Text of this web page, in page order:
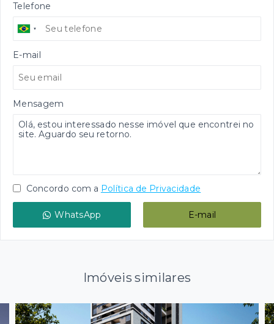
Telefone
E-mail
Mensagem
Concordo com a Política de Privacidade
WhatsApp E-mail
Imóveis similares